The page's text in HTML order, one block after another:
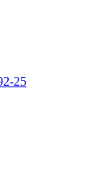
25